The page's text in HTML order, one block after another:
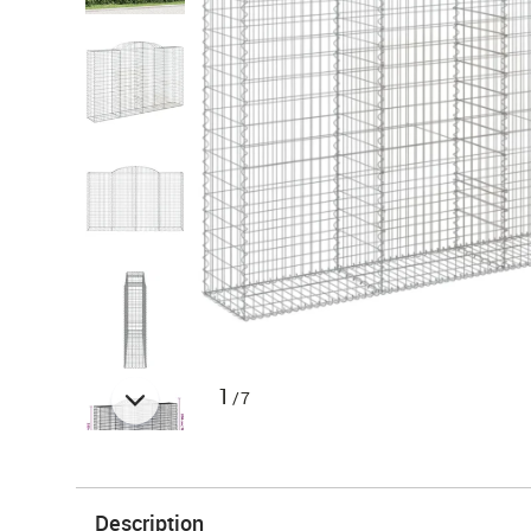
1 /7
Description